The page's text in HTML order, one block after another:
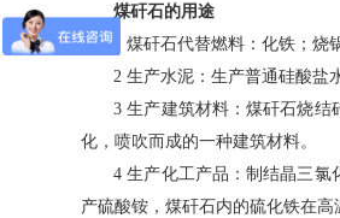
煤矸石的用途
1 煤矸石代替燃料：化铁；烧
2 生产水泥：生产普通硅酸盐
3 生产建筑材料：煤矸石烧结
化，喷吹而成的一种建筑材料。
4 生产化工产品：制结晶三氯
产硫酸铵，煤矸石内的硫化铁在高